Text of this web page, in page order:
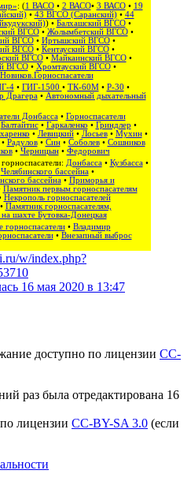
: (1 ВАСО• 2 ВАСО• 3 ВАСО• 19
• 43 ВГСО (Саранский)• 44
) • Балхашский ВГСО•
ВГСО• Жолымбетский ВГСО•
ВГСО• Иртышский ВГСО•
ВГСО• Кентауский ВГСО•
ВГСО• Майкаинский ВГСО•
ВГСО• Хромтауский ВГСО•
4• ГИГ-1500 • ТК-60М• Р-30 •
Драгера• Автономный дыхательный
Донбасса• Горноспасатели
Балтайтис• Гаркаленко • Гриндлер •
• Левицкий• Лосьев• Мухин•
• Радулов• Син• Соболев• Сошников
• Черницын• Федорович
Донбасса• Кузбасса•
Челябинского бассейна•
бассейна• Приморья и
Памятник первым горноспасателям
Некрополь горноспасателей
Памятник горноспасателям,
шахте Бутовка-Донецкая
горноспасатели• Владимир
• Внезапный выброс
w/index.php?
16 мая 2020 в 13:47
доступно по лицензии CC-
раз была отредактирована 16
лицензии CC-BY-SA 3.0 (если